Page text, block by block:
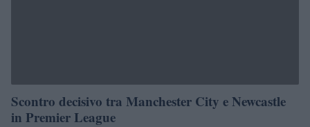
Scontro decisivo tra Manchester City e Newcastle
in Premier League